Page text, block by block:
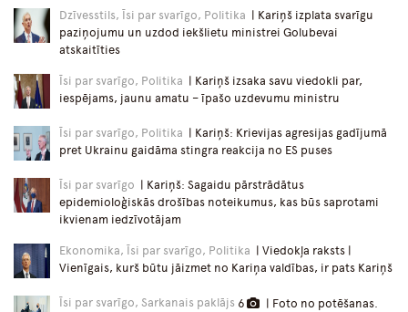
Dzīvesstils, Īsi par svarīgo, Politika | Kariņš izplata svarīgu
paziņojumu un uzdod iekšlietu ministrei Golubevai
atskaitīties
Īsi par svarīgo, Politika | Kariņš izsaka savu viedokli par,
iespējams, jaunu amatu – īpašo uzdevumu ministru
Īsi par svarīgo, Politika | Kariņš: Krievijas agresijas gadījumā
pret Ukrainu gaidāma stingra reakcija no ES puses
Īsi par svarīgo | Kariņš: Sagaidu pārstrādātus
epidemioloģiskās drošības noteikumus, kas būs saprotami
ikvienam iedzīvotājam
Ekonomika, Īsi par svarīgo, Politika | Viedokļa raksts |
Vienīgais, kurš būtu jāizmet no Kariņa valdības, ir pats Kariņš
Īsi par svarīgo, Sarkanais paklājs 6
| Foto no potēšanas.